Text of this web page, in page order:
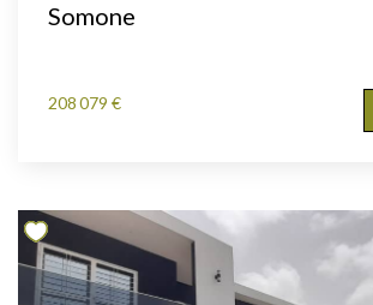
Somone
208 079 €